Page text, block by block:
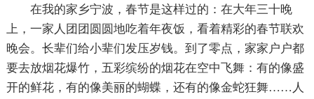
在我的家乡宁波，春节是这样过的：在大年三十晚
上，一家人团团圆圆地吃着年夜饭，看着精彩的春节联欢
晚会。长辈们给小辈们发压岁钱。到了零点，家家户户都
要去放烟花爆竹，五彩缤纷的烟花在空中飞舞：有的像盛
开的鲜花，有的像美丽的蝴蝶，还有的像金蛇狂舞……人